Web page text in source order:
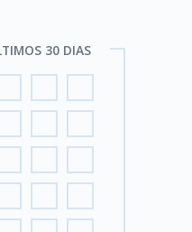
30 DIAS